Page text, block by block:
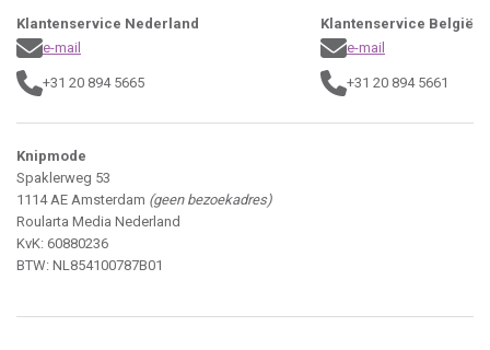
Klantenservice Nederland
e-mail
+31 20 894 5665
Klantenservice België
e-mail
+31 20 894 5661
Knipmode
Spaklerweg 53
1114 AE Amsterdam (geen bezoekadres)
Roularta Media Nederland
KvK: 60880236
BTW: NL854100787B01